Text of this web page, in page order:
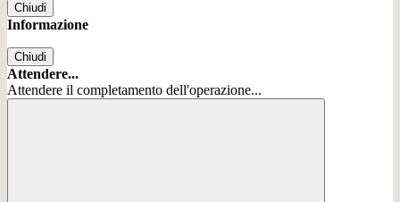
Chiudi
Informazione
Chiudi
Attendere...
Attendere il completamento dell'operazione...